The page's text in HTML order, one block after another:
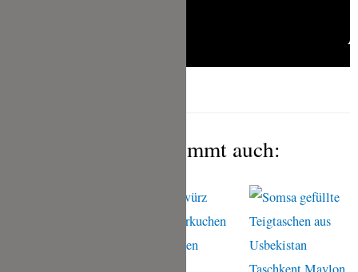
Das gefällt Dir bestimmt auch: